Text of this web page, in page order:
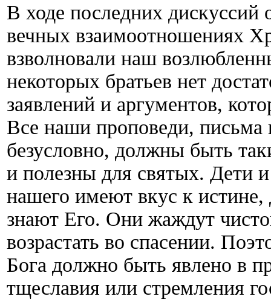
В ходе последних
вечных взаимоотношениях
взволновали наш
некоторых братьев нет
заявлений и аргументов,
Все наши проповеди, письма
безусловно, должны быть
и полезны для святых. Дети
нашего имеют вкус к
знают Его. Они жаждут
возрастать во спасении.
Бога должно быть явлено в
тщеславия или стремления